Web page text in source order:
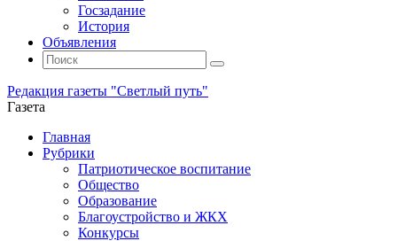
Госзадание
История
Объявления
Поиск
Искать:
Поиск
Редакция газеты "Светлый путь"
Газета
Промотать
содержимому
Главная
Рубрики
Патриотическое воспитание
Общество
Образование
Благоустройство и ЖКХ
Конкурсы